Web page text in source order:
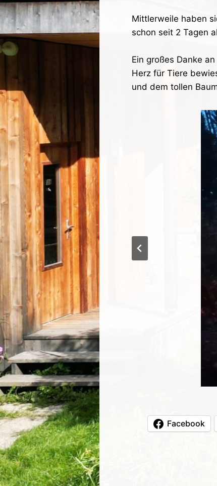
Mittlerweile haben
schon seit 2 Tagen
Ein großes Danke
Herz für Tiere
und dem tollen
Facebook